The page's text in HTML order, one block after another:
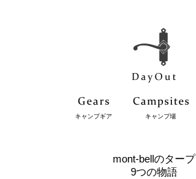
キャンプギア キャンプ場
mont-bellのタープ
9つの物語